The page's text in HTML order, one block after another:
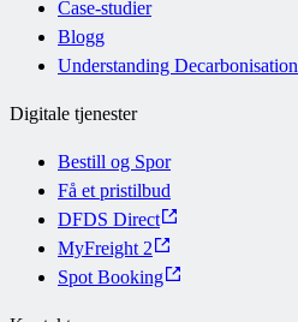
Case-studier
Blogg
Understanding Decarbonisation
Digitale tjenester
Bestill og Spor
Få et pristilbud
DFDS Direct
MyFreight 2
Spot Booking